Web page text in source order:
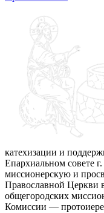
катехизации и
Епархиальном совете
миссионерскую и
Православной Церкви
общегородских
Комиссии —